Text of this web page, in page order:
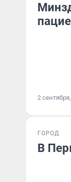
2
ГОРОД
В